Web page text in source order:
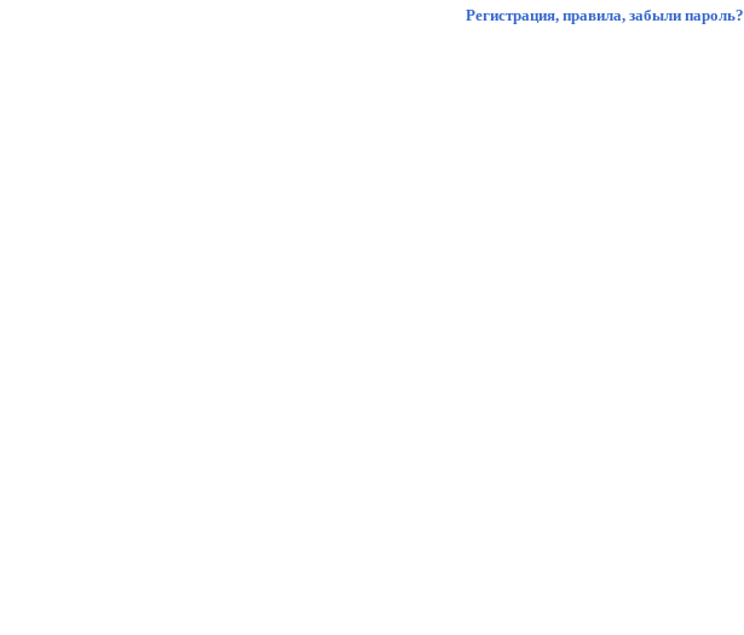
Регистрация, правила, забыли пароль?